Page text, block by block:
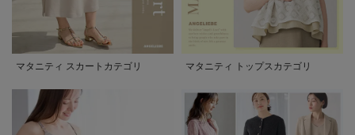
マタニティ スカートカテゴリ マタニティ トップスカテゴリ